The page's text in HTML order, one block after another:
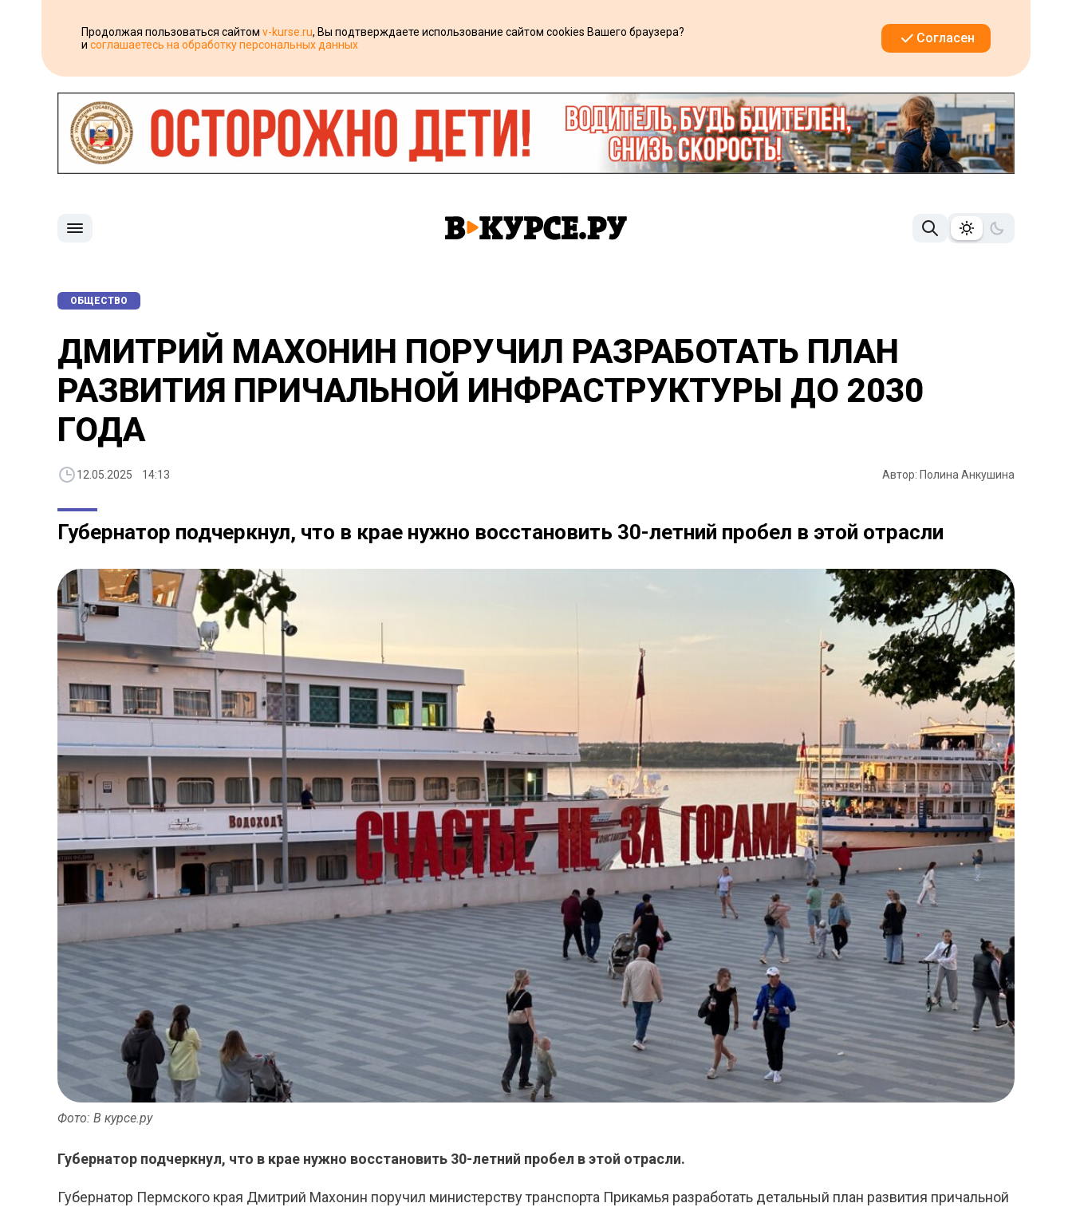
Продолжая пользоваться сайтом v-kurse.ru, Вы подтверждаете использование сайтом cookies Вашего браузера?
и соглашаетесь на обработку персональных данных Согласен
ОБЩЕСТВО
ДМИТРИЙ МАХОНИН ПОРУЧИЛ РАЗРАБОТАТЬ ПЛАН
РАЗВИТИЯ ПРИЧАЛЬНОЙ ИНФРАСТРУКТУРЫ ДО 2030
ГОДА
12.05.2025 14:13 Автор: Полина Анкушина
Губернатор подчеркнул, что в крае нужно восстановить 30-летний пробел в этой отрасли
Фото: В курсе.ру
Губернатор подчеркнул, что в крае нужно восстановить 30-летний пробел в этой отрасли.
Губернатор Пермского края Дмитрий Махонин поручил министерству транспорта Прикамья разработать детальный план развития причальной